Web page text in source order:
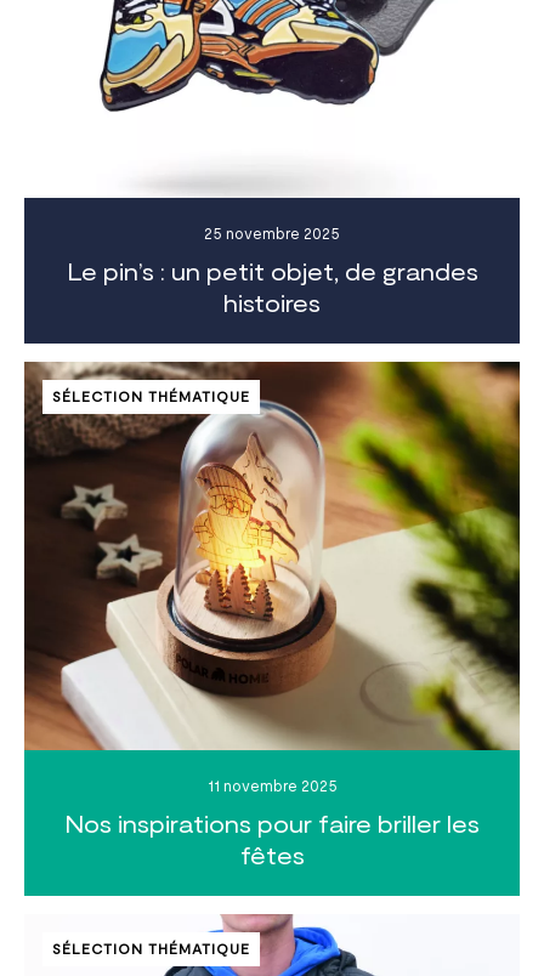
25 novembre 2025
Le pin’s : un petit objet, de grandes
histoires
SÉLECTION THÉMATIQUE
11 novembre 2025
Nos inspirations pour faire briller les
fêtes
SÉLECTION THÉMATIQUE